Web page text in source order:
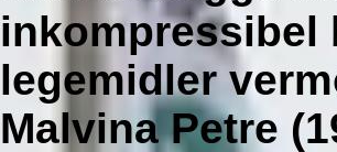
inkompressibel
legemidler
Malvina Petre